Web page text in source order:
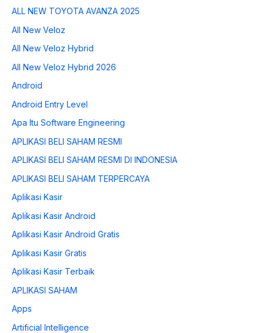
ALL NEW TOYOTA AVANZA 2025
All New Veloz
All New Veloz Hybrid
All New Veloz Hybrid 2026
Android
Android Entry Level
Apa Itu Software Engineering
APLIKASI BELI SAHAM RESMI
APLIKASI BELI SAHAM RESMI DI INDONESIA
APLIKASI BELI SAHAM TERPERCAYA
Aplikasi Kasir
Aplikasi Kasir Android
Aplikasi Kasir Android Gratis
Aplikasi Kasir Gratis
Aplikasi Kasir Terbaik
APLIKASI SAHAM
Apps
Artificial Intelligence